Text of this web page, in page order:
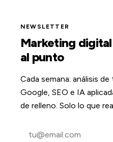
NEWSLETTER
Marketing
al punto
Cada semana: análisis
Google, SEO e IA
de relleno. Solo lo que